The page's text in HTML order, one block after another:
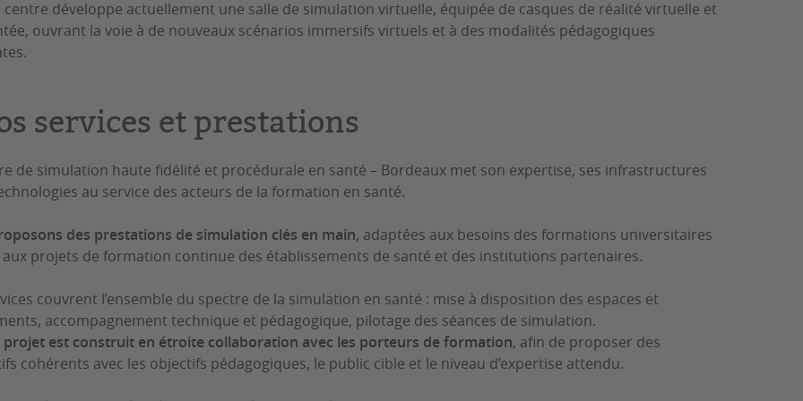
centre développe actuellement une salle de simulation virtuelle, équipée de casques de réalité virtuelle et
ouvrant la voie à de nouveaux scénarios immersifs virtuels et à des modalités pédagogiques
services et prestations
de simulation haute fidélité et procédurale en santé – Bordeaux met son expertise, ses infrastructures
au service des acteurs de la formation en santé.
des prestations de simulation clés en main, adaptées aux besoins des formations universitaires
projets de formation continue des établissements de santé et des institutions partenaires.
couvrent l’ensemble du spectre de la simulation en santé : mise à disposition des espaces et
accompagnement technique et pédagogique, pilotage des séances de simulation.
projet est construit en étroite collaboration avec les porteurs de formation, afin de proposer des
cohérents avec les objectifs pédagogiques, le public cible et le niveau d’expertise attendu.